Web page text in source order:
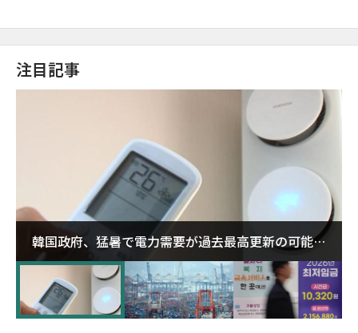
注目記事
韓国政府、猛暑で電力需要が過去最高更新の可能性
に需給対応体制を点検